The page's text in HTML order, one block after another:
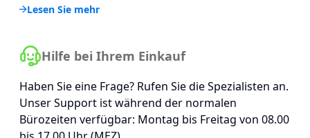
Lesen Sie mehr
Hilfe bei Ihrem Einkauf
Haben Sie eine Frage? Rufen Sie die Spezialisten an.
Unser Support ist während der normalen
Bürozeiten verfügbar: Montag bis Freitag von 08.00